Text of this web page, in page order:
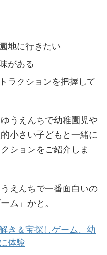
地に行きたい
がある
ラクションを把握して
うえんちで幼稚園児や
小さい子どもと一緒に
ションをご紹介しま
えんちで一番面白いの
ム」かと。
き＆宝探しゲーム。幼
体験